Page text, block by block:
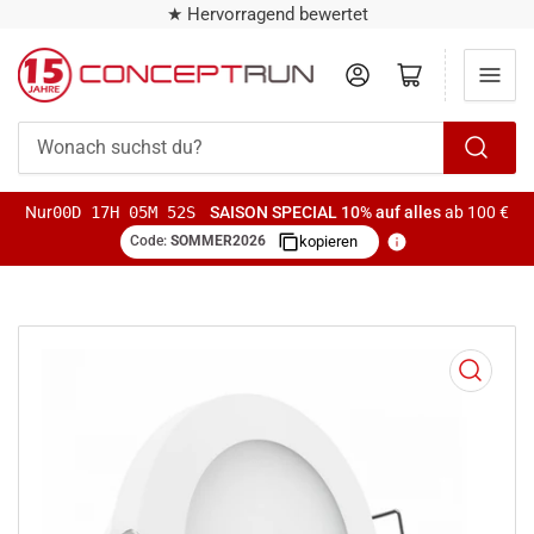
★ Hervorragend bewertet
suchst
AnmeldenMini-Warenkorb öffnen
Nur00D 17H 05M 52S SAISON SPECIAL 10% auf allesab 100 €
Code: SOMMER2026 kopieren